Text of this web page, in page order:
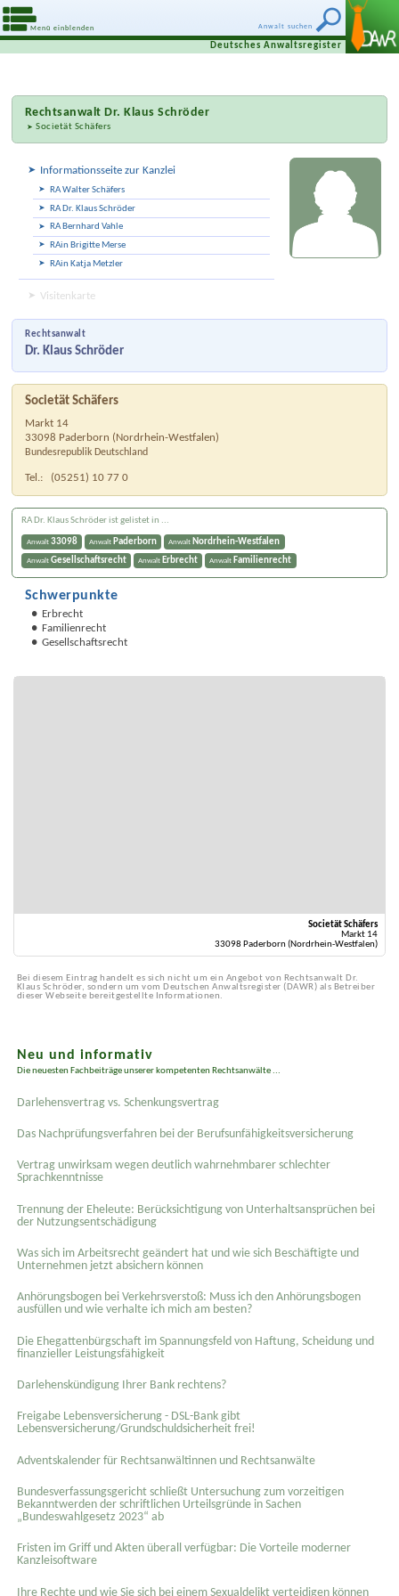
Anwalt suchen
Menü einblenden
Deutsches Anwaltsregister
RechtsanwaltDr. Klaus Schröder
Societät Schäfers
Informationsseite zur Kanzlei
RA Walter Schäfers
RA Dr. Klaus Schröder
RA Bernhard Vahle
RAin Brigitte Merse
RAin Katja Metzler
Visitenkarte
Rechtsanwalt
Dr. Klaus Schröder
Societät Schäfers
Markt 14
33098 Paderborn ( Nordrhein-Westfalen)
Bundesrepublik Deutschland
Tel.: (05251) 10 77 0
RA Dr. Klaus Schröder ist gelistet in ...
Anwalt 33098 Anwalt Paderborn Anwalt Nordrhein-Westfalen
Anwalt Gesellschaftsrecht Anwalt Erbrecht Anwalt Familienrecht
Schwerpunkte
Erbrecht
Familienrecht
Gesellschaftsrecht
Societät Schäfers
Markt 14
33098 Paderborn (Nordrhein-Westfalen)
Bei diesem Eintrag handelt es sich nicht um ein Angebot von Rechtsanwalt Dr.
Klaus Schröder, sondern um vom Deutschen Anwaltsregister (DAWR) als Betreiber
dieser Webseite bereitgestellte Informationen.
Neu und informativ
Die neuesten Fachbeiträge unserer kompetenten Rechtsanwälte ...
Darlehensvertrag vs. Schenkungsvertrag
Das Nachprüfungsverfahren bei der Berufsunfähigkeitsversicherung
Vertrag unwirksam wegen deutlich wahrnehmbarer schlechter
Sprachkenntnisse
Trennung der Eheleute: Berücksichtigung von Unterhaltsansprüchen bei
der Nutzungsentschädigung
Was sich im Arbeitsrecht geändert hat und wie sich Beschäftigte und
Unternehmen jetzt absichern können
Anhörungsbogen bei Verkehrsverstoß: Muss ich den Anhörungsbogen
ausfüllen und wie verhalte ich mich am besten?
Die Ehegattenbürgschaft im Spannungsfeld von Haftung, Scheidung und
finanzieller Leistungsfähigkeit
Darlehenskündigung Ihrer Bank rechtens?
Freigabe Lebensversicherung - DSL-Bank gibt
Lebensversicherung/Grundschuldsicherheit frei!
Adventskalender für Rechtsanwältinnen und Rechtsanwälte
Bundesverfassungsgericht schließt Untersuchung zum vorzeitigen
Bekanntwerden der schriftlichen Urteilsgründe in Sachen
„Bundeswahlgesetz 2023“ ab
Fristen im Griff und Akten überall verfügbar: Die Vorteile moderner
Kanzleisoftware
Ihre Rechte und wie Sie sich bei einem Sexual­delikt verteidigen können